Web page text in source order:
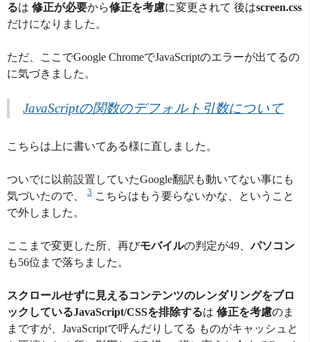
るは 修正が必要から修正を考慮に変更されて 後はscreen.css
だけになりました。
ただ、ここでGoogle ChromeでJavaScriptのエラーが出てるの
に気づきました。
JavaScriptの関数のデフォルト引数について
こちらは上に書いてある様に直しました。
ついでに以前設置していたGoogle翻訳も動いてない事にも
気づいたので、
3 こちらはもう要らないかな、ということ
で外しました。
ここまで変更した所、再びモバイルの判定が49、パソコン
も56位まで落ちました。
スクロールせずに見えるコンテンツのレンダリングをブロ
ックしているJavaScript/CSSを排除するは 修正を考慮のま
まですが、JavaScriptで呼んだりしてる ものがキャッシュと